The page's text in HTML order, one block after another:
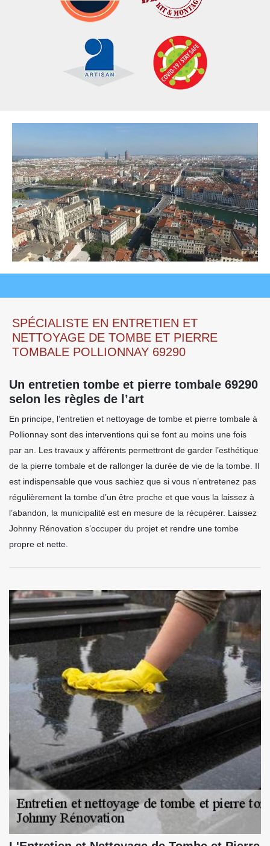
SPÉCIALISTE EN ENTRETIEN ET
NETTOYAGE DE TOMBE ET PIERRE
TOMBALE POLLIONNAY 69290
Un entretien tombe et pierre tombale 69290
selon les règles de l’art
En principe, l’entretien et nettoyage de tombe et pierre tombale à
Pollionnay sont des interventions qui se font au moins une fois
par an. Les travaux y afférents permettront de garder l’esthétique
de la pierre tombale et de rallonger la durée de vie de la tombe. Il
est indispensable que vous sachiez que si vous n’entretenez pas
régulièrement la tombe d’un être proche et que vous la laissez à
l’abandon, la municipalité est en mesure de la récupérer. Laissez
Johnny Rénovation s’occuper du projet et rendre une tombe
propre et nette.